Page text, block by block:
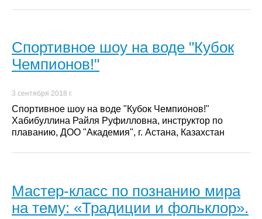
Спортивное шоу на воде "Кубок
Чемпионов!"
3 сентября 2018 г.
Спортивное шоу на воде "Кубок Чемпионов!"
Хабибуллина Райля Руфилловна, инструктор по
плаванию, ДОО "Академия", г. Астана, Казахстан
Мастер-класс по познанию мира
на тему: «Традиции и фольклор».